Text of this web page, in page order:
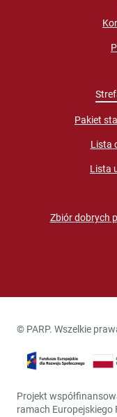
Pakiet
Lista
Lista
Zbiór dobrych
© PARP. Wszelkie
Projekt
ramach Europejskiego